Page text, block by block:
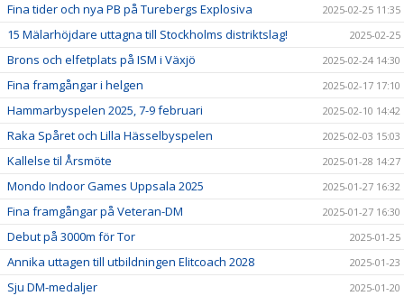
Fina tider och nya PB på Turebergs Explosiva 2025-02-25 11:35
15 Mälarhöjdare uttagna till Stockholms distriktslag! 2025-02-25
Brons och elfetplats på ISM i Växjö 2025-02-24 14:30
Fina framgångar i helgen 2025-02-17 17:10
Hammarbyspelen 2025, 7-9 februari 2025-02-10 14:42
Raka Spåret och Lilla Hässelbyspelen 2025-02-03 15:03
Kallelse til Årsmöte 2025-01-28 14:27
Mondo Indoor Games Uppsala 2025 2025-01-27 16:32
Fina framgångar på Veteran-DM 2025-01-27 16:30
Debut på 3000m för Tor 2025-01-25
Annika uttagen till utbildningen Elitcoach 2028 2025-01-23
Sju DM-medaljer 2025-01-20